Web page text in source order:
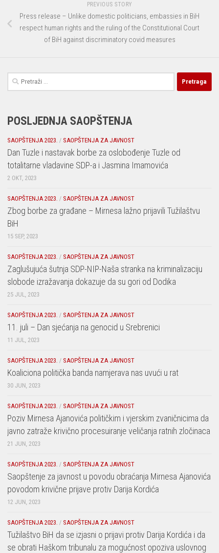
PREVIOUS STORY
Press release – Unlike domestic politicians, embassies in BiH
respect human rights and the ruling of the Constitutional Court
of BiH against discriminatory covid measures
Pretraga:
POSLJEDNJA SAOPŠTENJA
SAOPŠTENJA 2023. / SAOPŠTENJA ZA JAVNOST
Dan Tuzle i nastavak borbe za oslobođenje Tuzle od
totalitarne vladavine SDP-a i Jasmina Imamovića
2 OKT, 2023
SAOPŠTENJA 2023. / SAOPŠTENJA ZA JAVNOST
Zbog borbe za građane – Mirnesa lažno prijavili Tužilaštvu
BiH
15 SEP, 2023
SAOPŠTENJA 2023. / SAOPŠTENJA ZA JAVNOST
Zaglušujuća šutnja SDP-NIP-Naša stranka na kriminalizaciju
slobode izražavanja dokazuje da su gori od Dodika
25 JUL, 2023
SAOPŠTENJA 2023. / SAOPŠTENJA ZA JAVNOST
11. juli – Dan sjećanja na genocid u Srebrenici
11 JUL, 2023
SAOPŠTENJA 2023. / SAOPŠTENJA ZA JAVNOST
Koaliciona politička banda namjerava nas uvući u rat
30 JUN, 2023
SAOPŠTENJA 2023. / SAOPŠTENJA ZA JAVNOST
Poziv Mirnesa Ajanovića političkim i vjerskim zvaničnicima da
javno zatraže krivično procesuiranje veličanja ratnih zločinaca
21 JUN, 2023
SAOPŠTENJA 2023. / SAOPŠTENJA ZA JAVNOST
Saopštenje za javnost u povodu obraćanja Mirnesa Ajanovića
povodom krivične prijave protiv Darija Kordića
12 JUN, 2023
SAOPŠTENJA 2023. / SAOPŠTENJA ZA JAVNOST
Tužilaštvo BiH da se izjasni o prijavi protiv Darija Kordića i da
se obrati Haškom tribunalu za mogućnost opoziva uslovnog